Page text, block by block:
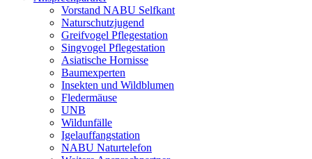
Vorstand NABU Selfkant
Naturschutzjugend
Greifvogel Pflegestation
Singvogel Pflegestation
Asiatische Hornisse
Baumexperten
Insekten und Wildblumen
Fledermäuse
UNB
Wildunfälle
Igelauffangstation
NABU Naturtelefon